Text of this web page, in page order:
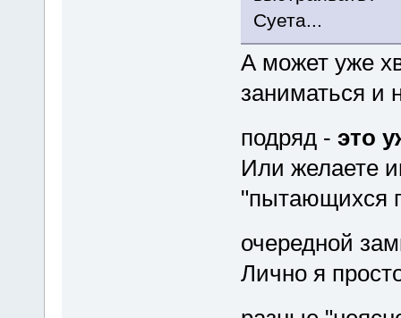
Суета...
А может уже
заниматься и
подряд - это
Или желаете
"пытающихся
очередной
Лично я